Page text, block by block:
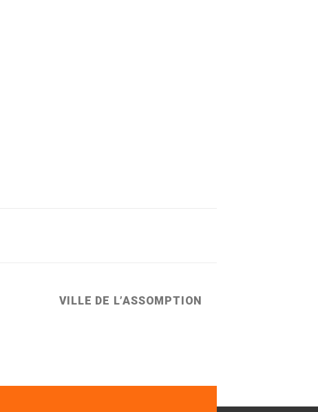
VILLE DE L’ASSOMPTION